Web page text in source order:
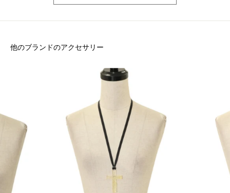
他のブランドのアクセサリー